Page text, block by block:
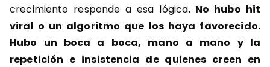
crecimiento responde a esa lógica. No hubo hit
viral o un algoritmo que los haya favorecido.
Hubo un boca a boca, mano a mano y la
repetición e insistencia de quienes creen en